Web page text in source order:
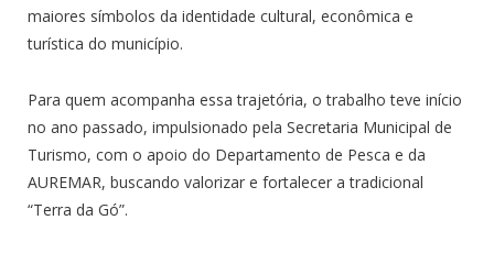
maiores símbolos da identidade cultural, econômica e
turística do município.
Para quem acompanha essa trajetória, o trabalho teve início
no ano passado, impulsionado pela Secretaria Municipal de
Turismo, com o apoio do Departamento de Pesca e da
AUREMAR, buscando valorizar e fortalecer a tradicional
“Terra da Gó”.